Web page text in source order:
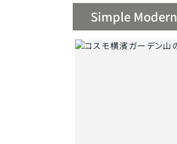
Simple Modern